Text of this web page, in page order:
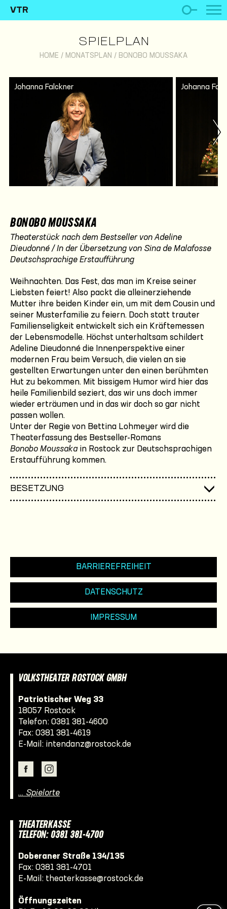
VTR
SPIELPLAN
HOME / MONATSPLAN / BONOBO MOUSSAKA
Johanna Falckner Johanna
BONOBO MOUSSAKA
Theaterstück nach dem Bestseller von Adeline
Dieudonné / In der Übersetzung von Sina de Malafosse
Deutschsprachige Erstaufführung
Weihnachten. Das Fest, das man im Kreise seiner
Liebsten feiert! Also packt die alleinerziehende
Mutter ihre beiden Kinder ein, um mit dem Cousin und
seiner Musterfamilie zu feiern. Doch statt trauter
Familienseligkeit entwickelt sich ein Kräftemessen
der Lebensmodelle. Höchst unterhaltsam schildert
Adeline Dieudonné die Innenperspektive einer
modernen Frau beim Versuch, die vielen an sie
gestellten Erwartungen unter den einen berühmten
Hut zu bekommen. Mit bissigem Humor wird hier das
heile Familienbild seziert, das wir uns doch immer
wieder erträumen und in das wir doch so gar nicht
passen wollen.
Unter der Regie von Bettina Lohmeyer wird die
Theaterfassung des Bestseller-Romans
Bonobo Moussakain Rostock zur Deutschsprachigen
Erstaufführung kommen.
BESETZUNG
BARRIEREFREIHEIT
DATENSCHUTZ
IMPRESSUM
VOLKSTHEATER ROSTOCK GMBH
Patriotischer Weg 33
18057 Rostock
Telefon: 0381 381-4600
Fax: 0381 381-4619
E-Mail: intendanz@rostock.de
… Spielorte
THEATERKASSE
TELEFON: 0381 381-4700
Doberaner Straße 134/135
Fax: 0381 381-4701
E-Mail: theaterkasse@rostock.de
Öffnungszeiten